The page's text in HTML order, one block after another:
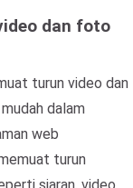
dan foto
turun video dan
dalam
web
turun